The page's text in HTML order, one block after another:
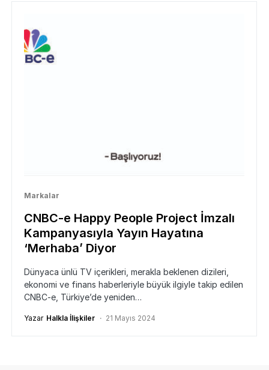
Markalar
CNBC-e Happy People Project İmzalı
Kampanyasıyla Yayın Hayatına
‘Merhaba’ Diyor
Dünyaca ünlü TV içerikleri, merakla beklenen dizileri,
ekonomi ve finans haberleriyle büyük ilgiyle takip edilen
CNBC-e, Türkiye’de yeniden…
Yazar Halkla İlişkiler 21 Mayıs 2024